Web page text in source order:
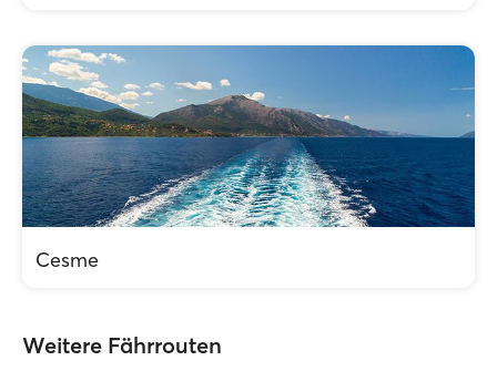
Cesme
Weitere Fährrouten